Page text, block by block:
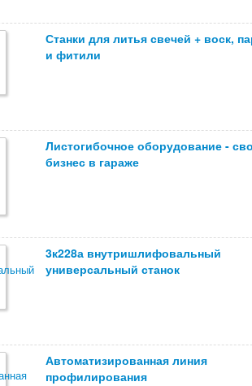
Станки для литья свечей + воск,
и фитили
Листогибочное оборудование -
бизнес в гараже
3к228а внутришлифовальный
универсальный станок
Автоматизированная линия
профилирования